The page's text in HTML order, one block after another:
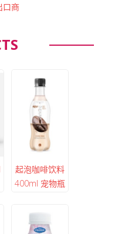
口商
起泡咖啡饮料
400ml 宠物瓶